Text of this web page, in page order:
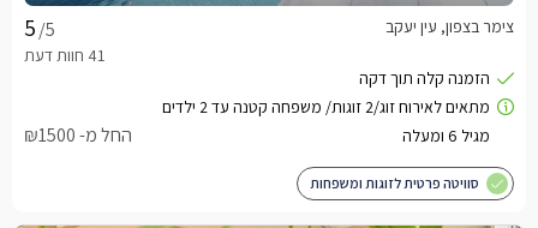
/5 צימר בצפון, עין יעקב
החל מ- ₪1500
סוויטה פרטית לזוגות ומשפחות